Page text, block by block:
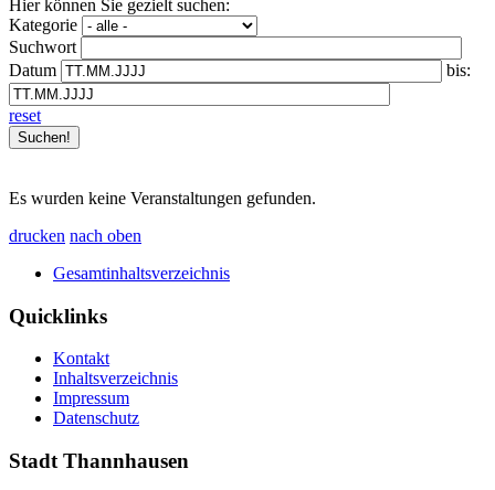
Hier können Sie gezielt suchen:
Kategorie
Suchwort
Datum
bis:
reset
Es wurden keine Veranstaltungen gefunden.
drucken nach oben
Gesamtinhaltsverzeichnis
Quicklinks
Kontakt
Inhaltsverzeichnis
Impressum
Datenschutz
Stadt Thannhausen